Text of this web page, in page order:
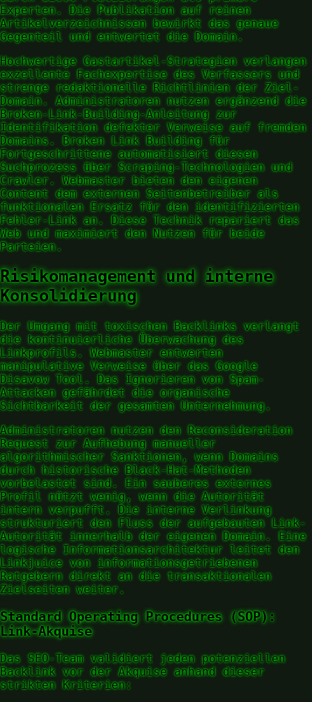
Experten. Die Publikation auf reinen
Artikelverzeichnissen bewirkt das genaue
Gegenteil und entwertet die Domain.
Hochwertige Gastartikel-Strategien verlangen
exzellente Fachexpertise des Verfassers und
strenge redaktionelle Richtlinien der Ziel-
Domain. Administratoren nutzen ergänzend die
Broken-Link-Building-Anleitung zur
Identifikation defekter Verweise auf fremden
Domains. Broken Link Building für
Fortgeschrittene automatisiert diesen
Suchprozess über Scraping-Technologien und
Crawler. Webmaster bieten den eigenen
Content dem externen Seitenbetreiber als
funktionalen Ersatz für den identifizierten
Fehler-Link an. Diese Technik repariert das
Web und maximiert den Nutzen für beide
Parteien.
Risikomanagement und interne
Konsolidierung
Der Umgang mit toxischen Backlinks verlangt
die kontinuierliche Überwachung des
Linkprofils. Webmaster entwerten
manipulative Verweise über das Google
Disavow Tool. Das Ignorieren von Spam-
Attacken gefährdet die organische
Sichtbarkeit der gesamten Unternehmung.
Administratoren nutzen den Reconsideration
Request zur Aufhebung manueller
algorithmischer Sanktionen, wenn Domains
durch historische Black-Hat-Methoden
vorbelastet sind. Ein sauberes externes
Profil nützt wenig, wenn die Autorität
intern verpufft. Die interne Verlinkung
strukturiert den Fluss der aufgebauten Link-
Autorität innerhalb der eigenen Domain. Eine
logische Informationsarchitektur leitet den
Linkjuice von informationsgetriebenen
Ratgebern direkt an die transaktionalen
Zielseiten weiter.
Standard Operating Procedures (SOP):
Link-Akquise
Das SEO-Team validiert jeden potenziellen
Backlink vor der Akquise anhand dieser
strikten Kriterien: